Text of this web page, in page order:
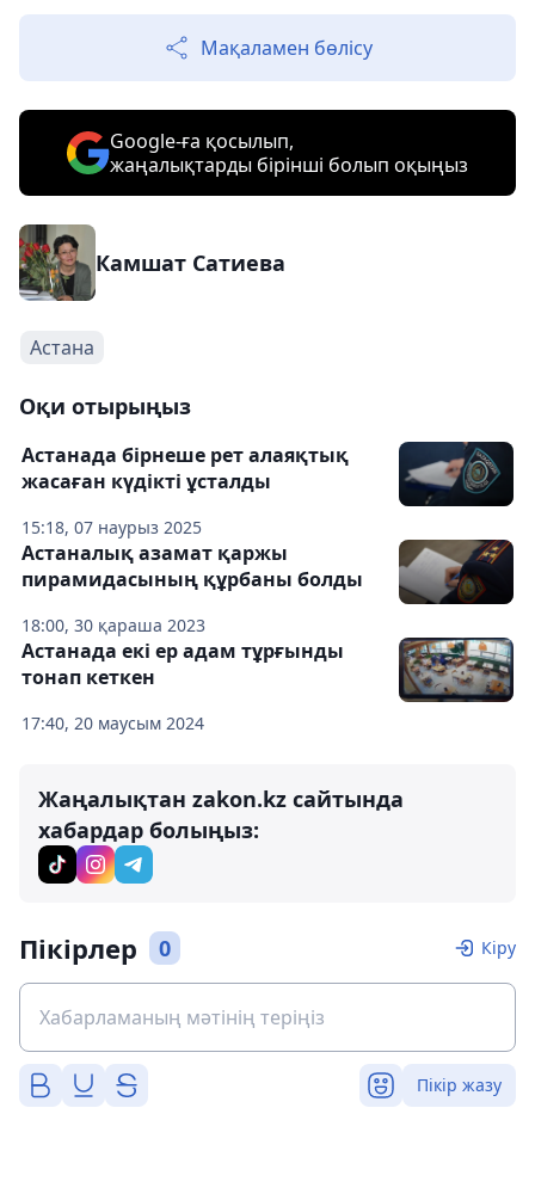
Мақаламен бөлісу
Google-ға қосылып,
жаңалықтарды бірінші болып оқыңыз
Камшат Сатиева
Астана
Оқи отырыңыз
15:18, 07 наурыз 2025
Астанада бірнеше рет алаяқтық
жасаған күдікті ұсталды
18:00, 30 қараша 2023
Астаналық азамат қаржы
пирамидасының құрбаны болды
17:40, 20 маусым 2024
Астанада екі ер адам тұрғынды
тонап кеткен
Жаңалықтан zakon.kz сайтында
хабардар болыңыз:
Пікірлер 0 Кіру
Пікір жазу